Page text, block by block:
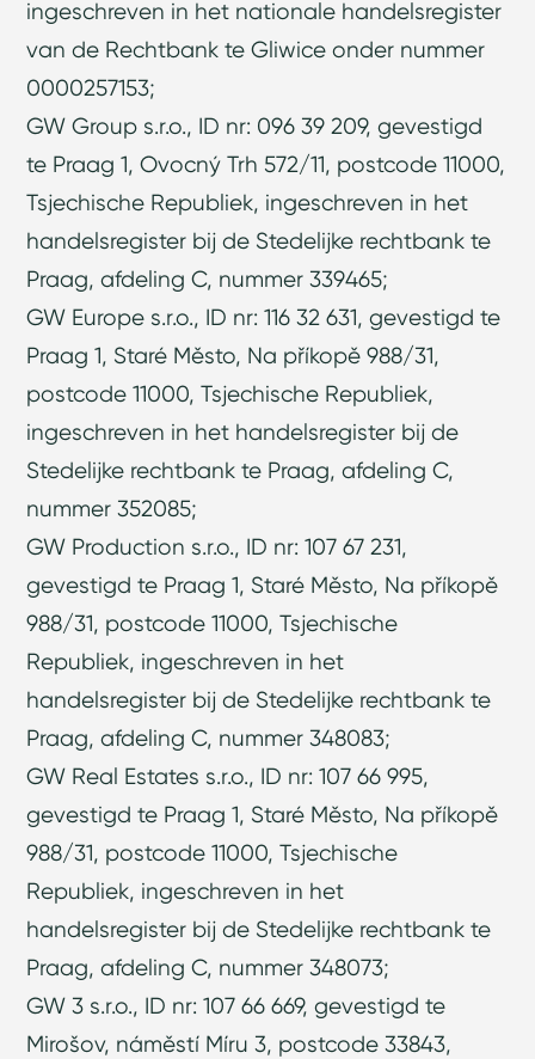
ingeschreven in het nationale handelsregister
van de Rechtbank te Gliwice onder nummer
0000257153;
GW Group s.r.o., ID nr: 096 39 209, gevestigd
te Praag 1, Ovocný Trh 572/11, postcode 11000,
Tsjechische Republiek, ingeschreven in het
handelsregister bij de Stedelijke rechtbank te
Praag, afdeling C, nummer 339465;
GW Europe s.r.o., ID nr: 116 32 631, gevestigd te
Praag 1, Staré Město, Na příkopě 988/31,
postcode 11000, Tsjechische Republiek,
ingeschreven in het handelsregister bij de
Stedelijke rechtbank te Praag, afdeling C,
nummer 352085;
GW Production s.r.o., ID nr: 107 67 231,
gevestigd te Praag 1, Staré Město, Na příkopě
988/31, postcode 11000, Tsjechische
Republiek, ingeschreven in het
handelsregister bij de Stedelijke rechtbank te
Praag, afdeling C, nummer 348083;
GW Real Estates s.r.o., ID nr: 107 66 995,
gevestigd te Praag 1, Staré Město, Na příkopě
988/31, postcode 11000, Tsjechische
Republiek, ingeschreven in het
handelsregister bij de Stedelijke rechtbank te
Praag, afdeling C, nummer 348073;
GW 3 s.r.o., ID nr: 107 66 669, gevestigd te
Mirošov, náměstí Míru 3, postcode 33843,